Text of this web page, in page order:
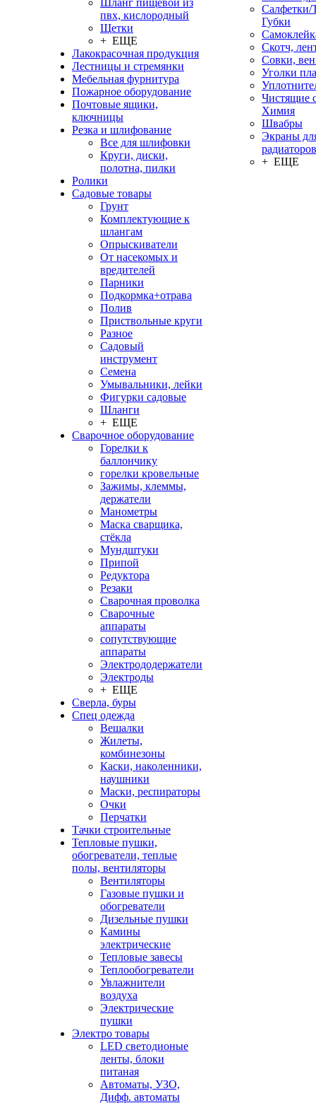
Шланг пищевой из
пвх, кислородный
Щетки
+ ЕЩЕ
Лакокрасочная продукция
Лестницы и стремянки
Мебельная фурнитура
Пожарное оборудование
Почтовые ящики,
ключницы
Резка и шлифование
Все для шлифовки
Круги, диски,
полотна, пилки
Ролики
Садовые товары
Грунт
Комплектующие к
шлангам
Опрыскиватели
От насекомых и
вредителей
Парники
Подкормка+отрава
Полив
Приствольные круги
Разное
Садовый
инструмент
Семена
Умывальники, лейки
Фигурки садовые
Шланги
+ ЕЩЕ
Сварочное оборудование
Горелки к
баллончику
горелки кровельные
Зажимы, клеммы,
держатели
Манометры
Маска сварщика,
стёкла
Мундштуки
Припой
Редуктора
Резаки
Сварочная проволка
Сварочные
аппараты
сопутствующие
аппараты
Электрододержатели
Электроды
+ ЕЩЕ
Сверла, буры
Спец одежда
Вешалки
Жилеты,
комбинезоны
Каски, наколенники,
наушники
Маски, респираторы
Очки
Перчатки
Тачки строительные
Тепловые пушки,
обогреватели, теплые
полы, вентиляторы
Вентиляторы
Газовые пушки и
обогреватели
Дизельные пушки
Камины
электрические
Тепловые завесы
Теплообогреватели
Увлажнители
воздуха
Электрические
пушки
Электро товары
LED светодионые
ленты, блоки
питаная
Автоматы, УЗО,
Дифф. автоматы
Салфетки/
Губки
Скотч,
Совки,
Уголки
Чистящие
Химия
Швабры
Экраны
радиаторов
+ ЕЩЕ